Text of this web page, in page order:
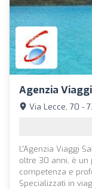
Agenzia
Via Lecce, 70 -
L'Agenzia Viaggi
oltre 30 anni, è un
competenza e
Specializzati in